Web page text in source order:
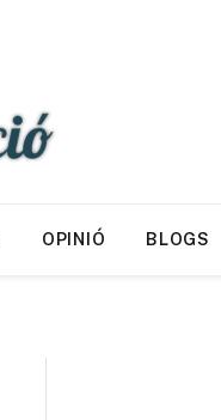
OPINIÓ BLOGS